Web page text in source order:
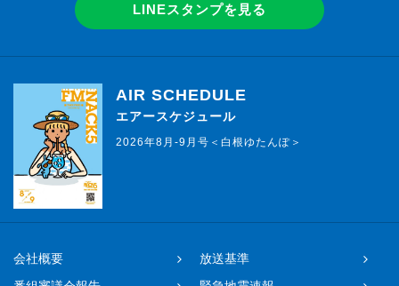
LINEスタンプを見る
AIR SCHEDULE
エアースケジュール
2026年8月-9月号＜白根ゆたんぽ＞
会社概要
放送基準